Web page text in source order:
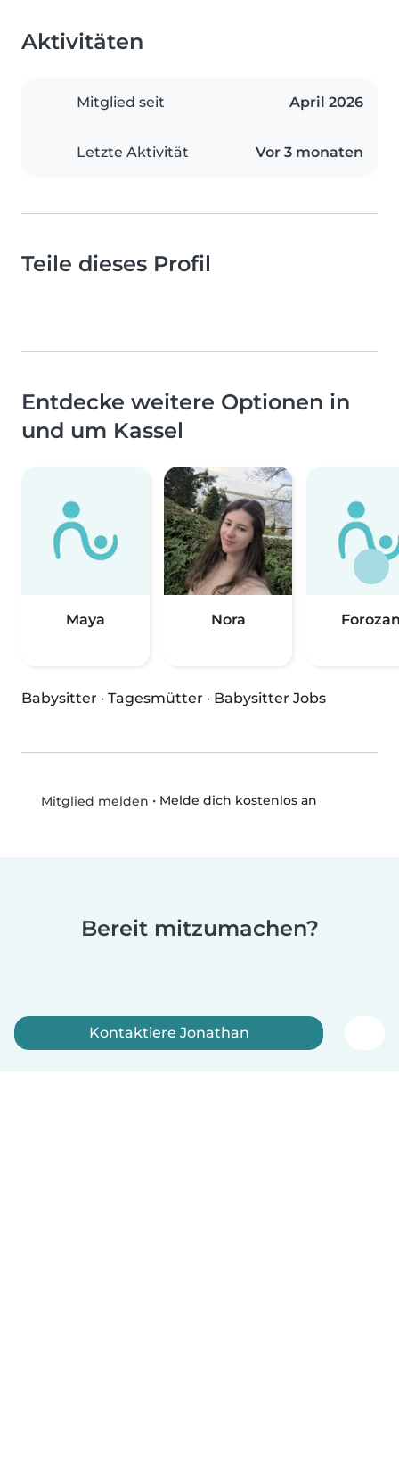
Aktivitäten
Mitglied seit April 2026
Letzte Aktivität Vor 3 monaten
Teile dieses Profil
Entdecke weitere Optionen in
und um Kassel
Maya Nora
Babysitter · Tagesmütter · Babysitter Jobs
Mitglied melden • Melde dich kostenlos an
Bereit mitzumachen?
Kontaktiere Jonathan